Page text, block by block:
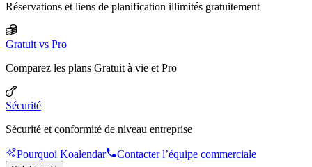
Réservations et liens de planification illimités gratuitement
Gratuit vs Pro
Comparez les plans Gratuit à vie et Pro
Sécurité
Sécurité et conformité de niveau entreprise
Pourquoi Koalendar Contacter l’équipe commerciale